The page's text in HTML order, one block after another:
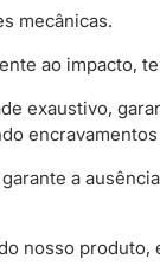
mecânicas.
ao impacto,
exaustivo,
a
nosso